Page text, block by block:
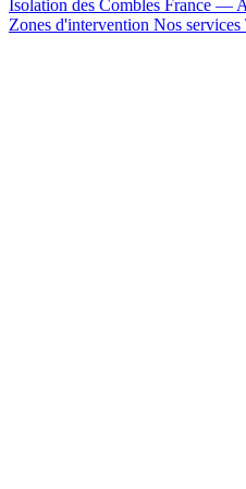
Isolation des Combles France —
Zones d'intervention Nos services